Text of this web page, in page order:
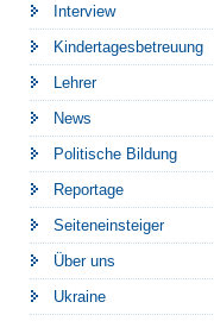
Interview
Kindertagesbetreuung
Lehrer
News
Politische Bildung
Reportage
Seiteneinsteiger
Über uns
Ukraine